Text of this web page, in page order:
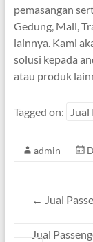
pemasangan
Gedung, Mall,
lainnya. Kami
solusi kepada
atau produk
Tagged on: Jual
admin
← Jual
Jual